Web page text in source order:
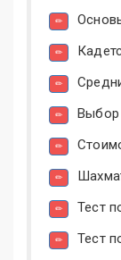
Выбор
Тест
Тест